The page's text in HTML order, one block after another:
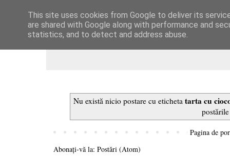
Dulcegarii culinare
Nu există nicio postare cu etichetatarta cu
postările
Pagina de
Abonați-vă la: Postări (Atom)
This site uses cookies from Google to deliver its
are shared with Google along with performance and
statistics, and to detect and address abuse.